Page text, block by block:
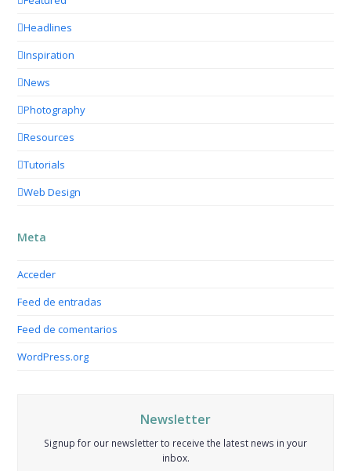
Headlines
Inspiration
News
Photography
Resources
Tutorials
Web Design
Meta
Acceder
Feed de entradas
Feed de comentarios
WordPress.org
Newsletter
Signup for our newsletter to receive the latest news in your
inbox.